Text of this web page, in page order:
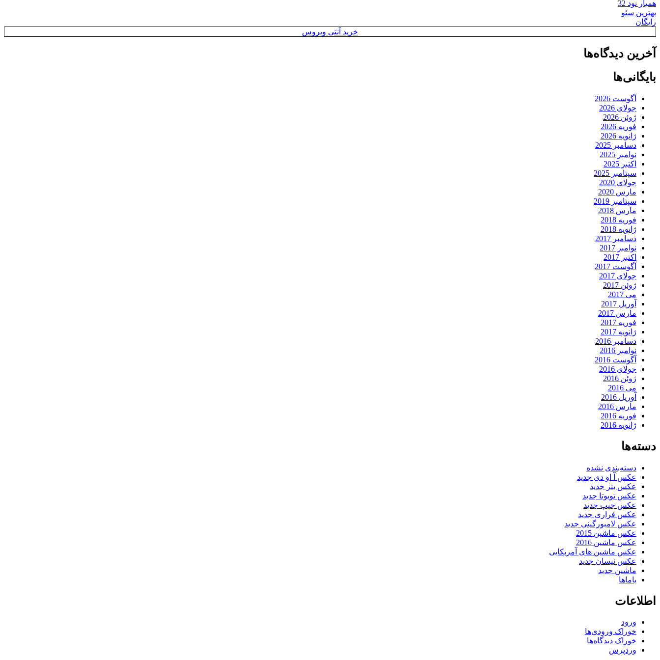
همیار نود 32
بهترین سئو
رایگان
خرید آنتی ویروس
آخرین دیدگاه‌ها
بایگانی‌ها
آگوست 2026
جولای 2026
ژوئن 2026
فوریه 2026
ژانویه 2026
دسامبر 2025
نوامبر 2025
اکتبر 2025
سپتامبر 2025
جولای 2020
مارس 2020
سپتامبر 2019
مارس 2018
فوریه 2018
ژانویه 2018
دسامبر 2017
نوامبر 2017
اکتبر 2017
آگوست 2017
جولای 2017
ژوئن 2017
می 2017
آوریل 2017
مارس 2017
فوریه 2017
ژانویه 2017
دسامبر 2016
نوامبر 2016
آگوست 2016
جولای 2016
ژوئن 2016
می 2016
آوریل 2016
مارس 2016
فوریه 2016
ژانویه 2016
دسته‌ها
دسته‌بندی نشده
عکس آ او دی جدید
عکس بنز جدید
عکس تویوتا جدید
عکس جیپ جدید
عکس فراری جدید
عکس لامبورگینی جدید
عکس ماشین 2015
عکس ماشین 2016
عکس ماشین های آمربکایی
عکس نیسان جدید
ماشین جدید
یاماها
اطلاعات
ورود
خوراک ورودی‌ها
خوراک دیدگاه‌ها
وردپرس